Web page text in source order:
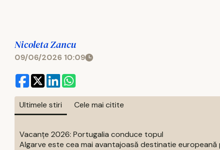
Nicoleta Zancu
09/06/2026 10:09
Ultimele stiri Cele mai citite
Vacanțe 2026: Portugalia conduce topul
Algarve este cea mai avantajoasă destinatie europeană